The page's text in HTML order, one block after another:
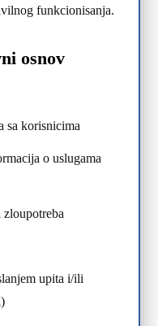
funkcionisanja.
osnov
sa korisnicima
o uslugama
zloupotreba
upita i/ili